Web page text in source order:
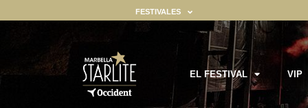
ciertas funciones. Encontrará información detallada sobre
ya que son esenciales para habilitar las funcionalidades
FESTIVALES
EL FESTIVAL VIP